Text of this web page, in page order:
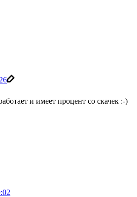
и имеет процент со скачек :-)